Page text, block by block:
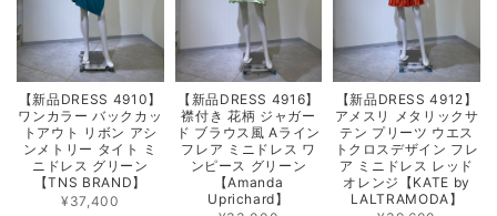
【新品DRESS 4910】
ワンカラー バックカッ
トアウト リボン アシ
ンメトリー タイト ミ
ニドレス グリーン
【TNS BRAND】
¥37,400
【新品DRESS 4916】
襟付き 花柄 ジャガー
ド ブラウス風 Aライン
フレア ミニドレス ワ
ンピース グリーン
【Amanda
Uprichard】
【新品DRESS 4912】
アメスリ メタリックサ
テン プリーツ ウエス
トクロスデザイン フレ
ア ミニドレス レッド
オレンジ【KATE by
LALTRAMODA】